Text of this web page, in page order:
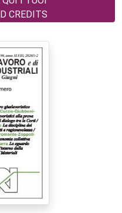
CREDITS